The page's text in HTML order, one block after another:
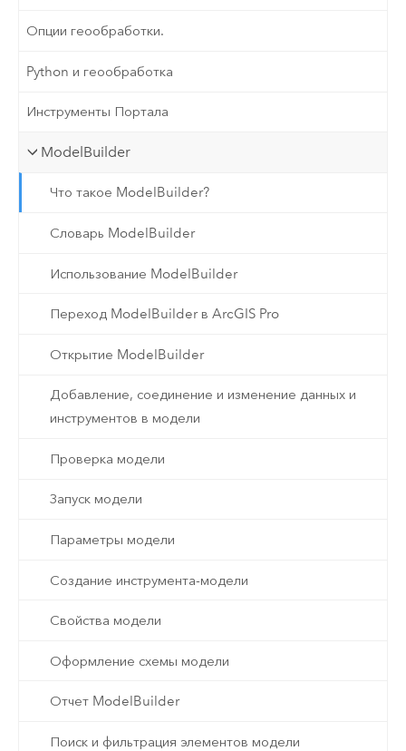
Опции геообработки.
Python и геообработка
Инструменты Портала
ModelBuilder
Что такое ModelBuilder?
Словарь ModelBuilder
Использование ModelBuilder
Переход ModelBuilder в ArcGIS Pro
Открытие ModelBuilder
Добавление, соединение и изменение данных и
инструментов в модели
Проверка модели
Запуск модели
Параметры модели
Создание инструмента-модели
Свойства модели
Оформление схемы модели
Отчет ModelBuilder
Поиск и фильтрация элементов модели